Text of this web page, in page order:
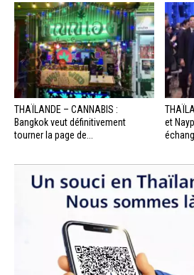
THAÏLANDE – CANNABIS :
Bangkok veut définitivement
tourner la page de...
et